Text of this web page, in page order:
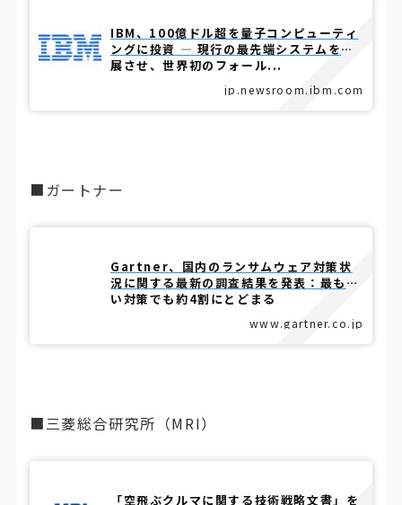
jp.newsroom.ibm.com
IBM、100億ドル超を量子コンピューティ
ングに投資 ― 現行の最先端システムを発
展させ、世界初のフォール...
■ガートナー
www.gartner.co.jp
Gartner、国内のランサムウェア対策状
況に関する最新の調査結果を発表：最も多
い対策でも約4割にとどまる
■三菱総合研究所（MRI）
「空飛ぶクルマに関する技術戦略文書」を